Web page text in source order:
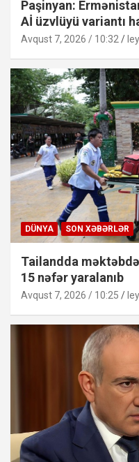
Paşinyan:
Aİ üzvlüyü variantı
Avqust 7, 2026 / 10:32
DÜNYA SON XƏBƏRLƏR
Tailandda
15 nəfər yaralanıb
Avqust 7, 2026 / 10:25